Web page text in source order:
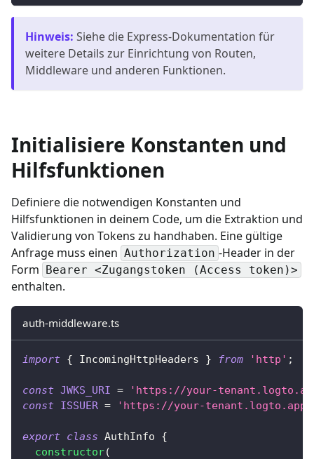
Hinweis: Siehe die Express-Dokumentation für
weitere Details zur Einrichtung von Routen,
Middleware und anderen Funktionen.
Initialisiere Konstanten und
Hilfsfunktionen
Definiere die notwendigen Konstanten und
Hilfsfunktionen in deinem Code, um die Extraktion und
Validierung von Tokens zu handhaben. Eine gültige
Anfrage muss einen Authorization -Header in der
Form
Bearer <Zugangstoken (Access token)>
enthalten.
auth-middleware.ts
import { IncomingHttpHeaders } from 'http' ;
const JWKS_URI =
'https://your-
const ISSUER = 'https://your-
export class AuthInfo
{
constructor(